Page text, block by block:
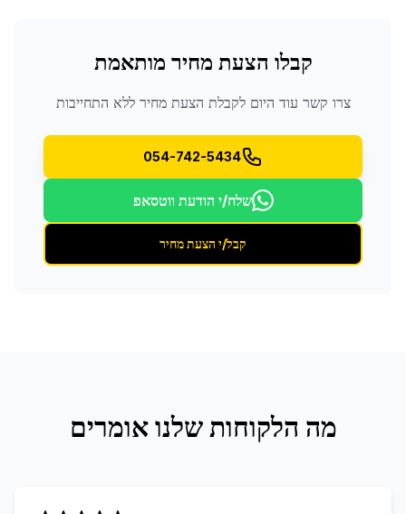
קבלו הצעת מחיר מותאמת
צרו קשר עוד היום לקבלת הצעת מחיר ללא התחייבות
054-742-5434
שלח/י הודעת ווטסאפ
קבל/י הצעת מחיר
מה הלקוחות שלנו אומרים